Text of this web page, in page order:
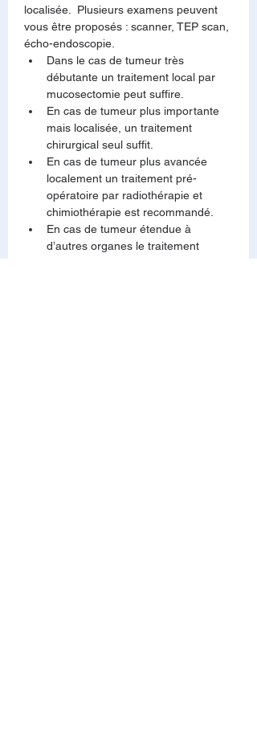
localisée.  Plusieurs examens peuvent
vous être proposés : scanner, TEP scan,
écho-endoscopie.
Dans le cas de tumeur très
débutante un traitement local par
mucosectomie peut suffire.
En cas de tumeur plus importante
mais localisée, un traitement
chirurgical seul suffit.
En cas de tumeur plus avancée
localement un traitement pré-
opératoire par radiothérapie et
chimiothérapie est recommandé.
En cas de tumeur étendue à
d’autres organes le traitement